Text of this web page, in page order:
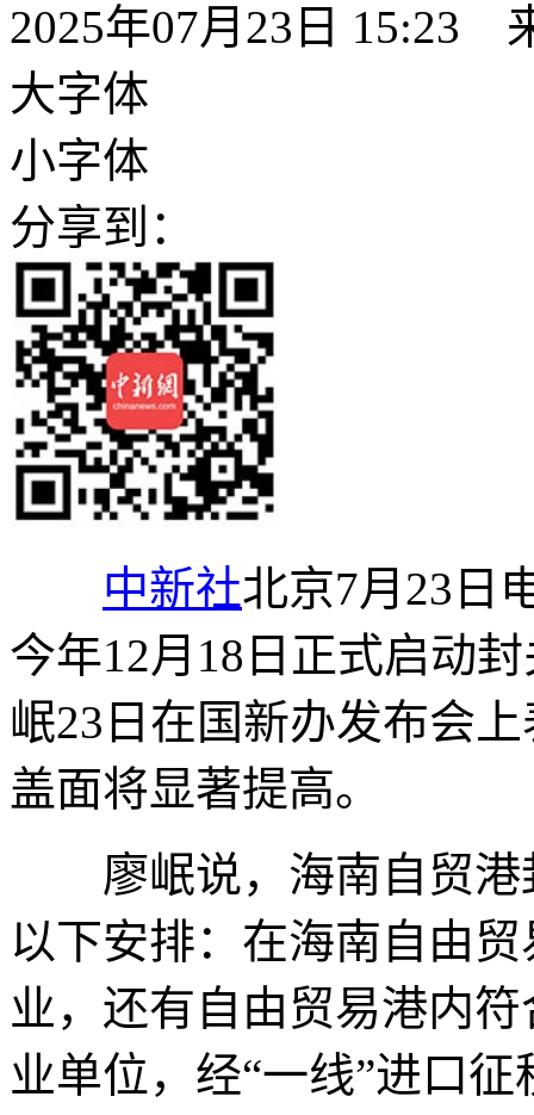
2025年07月23日 15:23
大字体
小字体
分享到：
中新社北京7月23日
今年12月18日正式启动
岷23日在国新办发布会
盖面将显著提高。
廖岷说，海南自贸港
以下安排：在海南自由
业，还有自由贸易港内
业单位，经“一线”进口